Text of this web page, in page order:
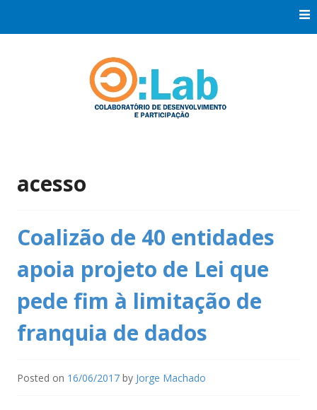
acesso
Coalizão de 40 entidades
apoia projeto de Lei que
pede fim à limitação de
franquia de dados
Posted on 16/06/2017 by Jorge Machado